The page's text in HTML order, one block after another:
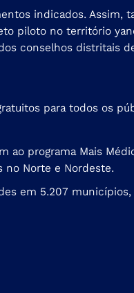
indicados. Assim,
piloto no território
conselhos distritais
para todos os
programa Mais
no Norte e Nordeste.
em 5.207